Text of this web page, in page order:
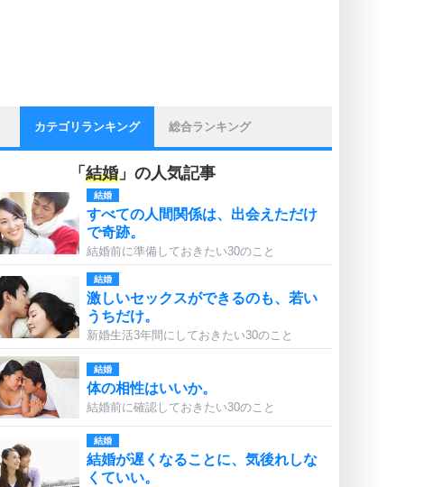
カテゴリランキング 総合ランキング
「 結婚」の人気記事
結婚
すべての人間関係は、出会えただけ
で奇跡。
結婚前に準備しておきたい30のこと
結婚
激しいセックスができるのも、若い
うちだけ。
新婚生活3年間にしておきたい30のこと
結婚
体の相性はいいか。
結婚前に確認しておきたい30のこと
結婚
結婚が遅くなることに、気後れしな
くていい。